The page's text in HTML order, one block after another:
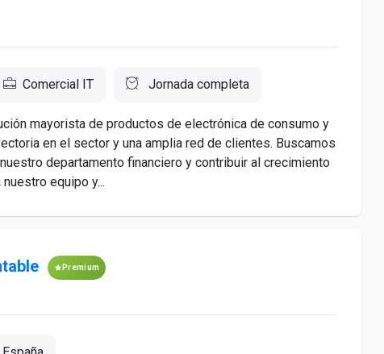
Comercial IT Jornada completa
mayorista de productos de electrónica de consumo y
en el sector y una amplia red de clientes. Buscamos
departamento financiero y contribuir al crecimiento
equipo y...
Premium